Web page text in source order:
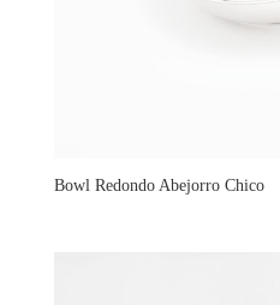
Bowl Redondo Abejorro Chico